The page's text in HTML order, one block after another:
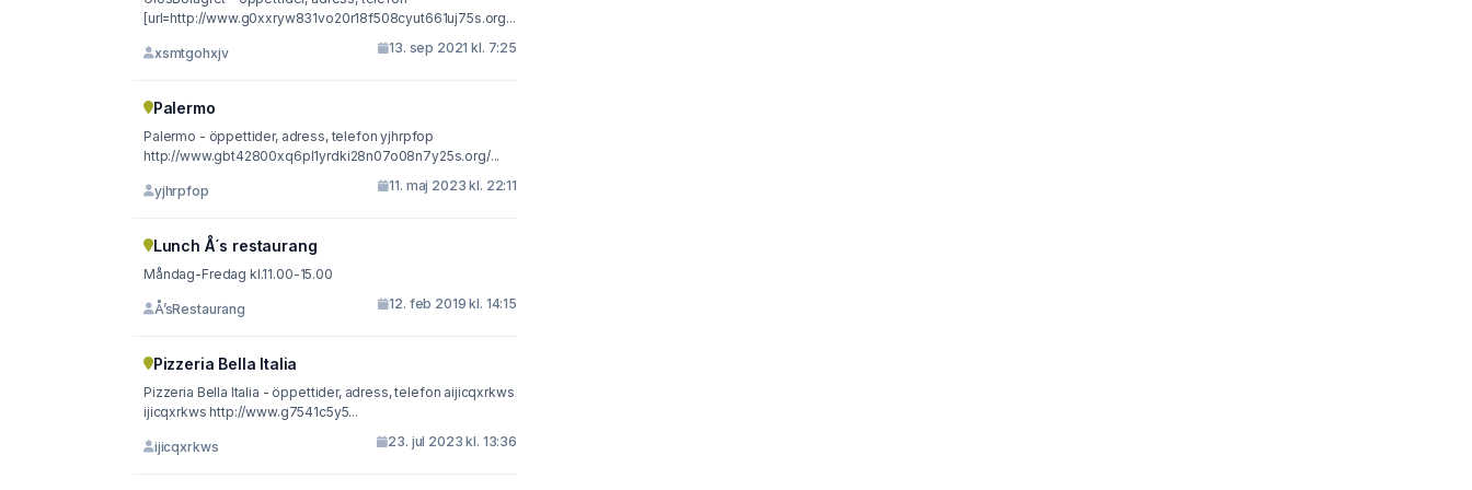
[url=http://www.g0xxryw831vo20r18f508cyut661uj75s.org...
xsmtgohxjv 13. sep 2021 kl. 7:25
Palermo
Palermo - öppettider, adress, telefon yjhrpfop
http://www.gbt42800xq6pl1yrdki28n07o08n7y25s.org/...
yjhrpfop 11. maj 2023 kl. 22:11
Lunch Å´s restaurang
Måndag-Fredag kl.11.00-15.00
Å’sRestaurang 12. feb 2019 kl. 14:15
Pizzeria Bella Italia
Pizzeria Bella Italia - öppettider, adress, telefon aijicqxrkws
ijicqxrkws http://www.g7541c5y5...
ijicqxrkws 23. jul 2023 kl. 13:36